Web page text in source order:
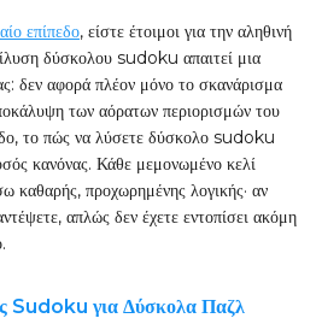
επίπεδο, είστε έτοιμοι για την αληθινή
δύσκολου sudoku απαιτεί μια
δεν αφορά πλέον μόνο το σκανάρισμα
των αόρατων περιορισμών του
το πώς να λύσετε δύσκολο sudoku
κανόνας. Κάθε μεμονωμένο κελί
καθαρής, προχωρημένης λογικής· αν
απλώς δεν έχετε εντοπίσει ακόμη
Sudoku για Δύσκολα Παζλ